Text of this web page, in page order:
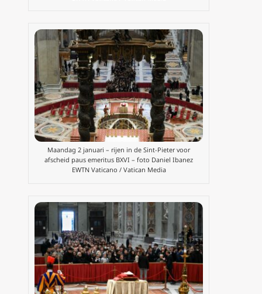
Maandag 2 januari – rijen in de Sint-Pieter voor
afscheid paus emeritus BXVI – foto Daniel Ibanez
EWTN Vaticano / Vatican Media